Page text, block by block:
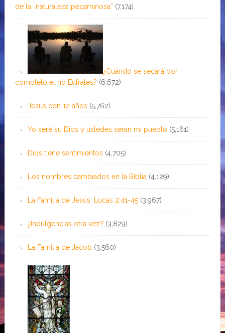
de la ¨naturaleza pecaminosa” (7,174)
¿Cuándo se secará por
completo el río Éufrates? (6,672)
Jesús con 12 años (5,762)
Yo seré su Dios y ustedes serán mi pueblo (5,161)
Dios tiene sentimientos (4,705)
Los nombres cambiados en la Biblia (4,129)
La Familia de Jesús: Lucas 2:41-45 (3,967)
¿Indulgencias otra vez? (3,829)
La Familia de Jacob (3,560)